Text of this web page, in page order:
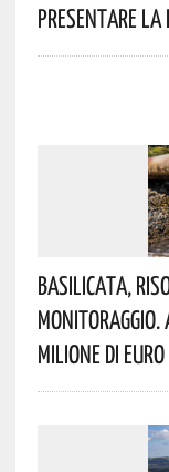
Presentare La
Basilicata,
Monitoraggio.
Milione Di Euro